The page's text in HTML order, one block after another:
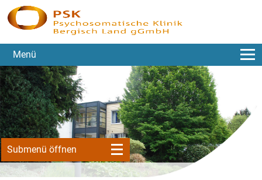
Menü
Submenü öffnen